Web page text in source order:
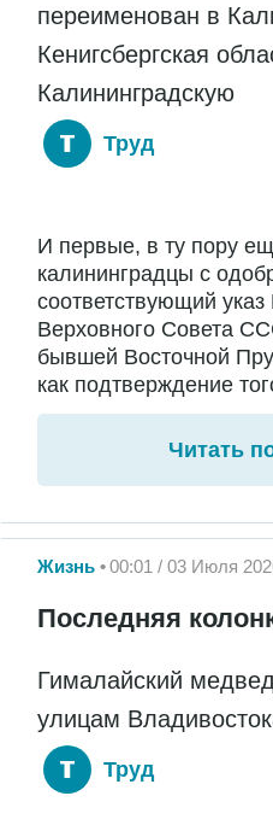
переименован в
Кенигсбергская
Калининградскую
Труд
И первые, в ту пору
калининградцы с
соответствующий
Верховного Совета
бывшей Восточной
как подтверждение
Читать
Жизнь 00:01 / 03 Июля
Последняя
Гималайский
улицам
Труд